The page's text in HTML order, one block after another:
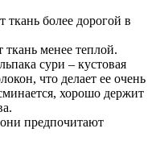
ткань более дорогой в
менее теплой.
сури – кустовая
что делает ее очень
хорошо держит
предпочитают